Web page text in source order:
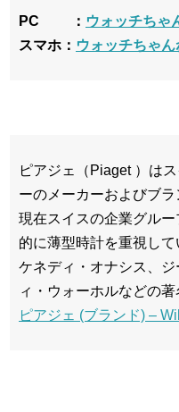
PC ： ウォッチちゃ
スマホ： ウォッチちゃ
ピアジェ（Piaget ）は
ーのメーカーおよびブラ
現在スイスの企業グル
的に薄型時計を重視し
ケネディ・オナシス、
ィ・ウォーホルなどの著
ピアジェ (ブランド) –